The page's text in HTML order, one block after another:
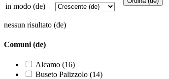
in modo (de)
nessun risultato (de)
Comuni (de)
Alcamo (16)
Buseto Palizzolo (14)